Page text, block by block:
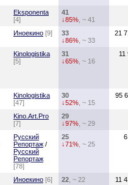
Eksponenta
[4]
41
↓85% , ~ 41
Иноекино [9]
33
↓86% , ~ 33
21
Kinologistika
[5]
31
↓65% , ~ 16
11
Kinologistika
[47]
30
↓52% , ~ 15
95
Kino.Art.Pro
[7]
29
↓97% , ~ 29
Русский
Репортаж /
Русский
Репортаж
[78]
25
↓71% , ~ 25
Иноекино [6] 22 , ~ 22 11